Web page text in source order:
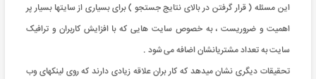
این مسئله ( قرار گرفتن در بالای نتایج جستجو ) برای بسیاری از سایتها بسیار پر
اهمیت و ضروریست ، به خصوص سایت هایی که با افزایش کاربران و ترافیک
سایت به تعداد مشتریانشان اضافه می شود .
تحقیقات دیگری نشان میدهد که کار بران علاقه زیادی دارند که روی لینکهای وب